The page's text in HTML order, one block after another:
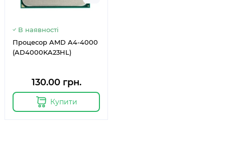
В наявності
Процесор AMD A4-4000
(AD4000KA23HL)
130.00 грн.
Купити